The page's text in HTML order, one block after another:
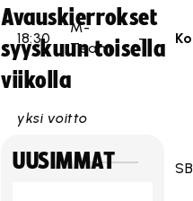
18:30
M-
Team
-
yksi voitto
17:30 PSS
Avauskierrokset
syyskuun toisella
viikolla
UUSIMMAT